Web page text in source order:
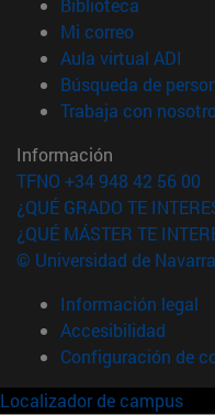
Mi correo(abre en
Aula virtual ADI
Búsqueda de
Trabaja con
Información
TFNO +34 948 42 56 00
¿QUÉ GRADO TE
¿QUÉ MÁSTER TE
© Universidad de Navarra
Información legal
Accesibilidad
Configuración de
Localizador de campus